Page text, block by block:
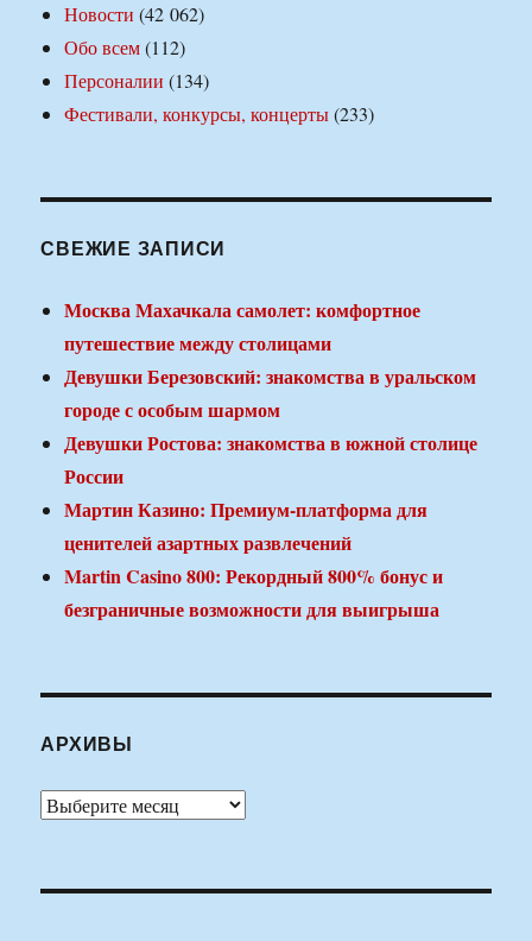
Новости (42 062)
Обо всем(112)
Персоналии (134)
Фестивали, конкурсы, концерты(233)
СВЕЖИЕ ЗАПИСИ
Москва Махачкала самолет: комфортное
путешествие между столицами
Девушки Березовский: знакомства в уральском
городе с особым шармом
Девушки Ростова: знакомства в южной столице
России
Мартин Казино: Премиум-платформа для
ценителей азартных развлечений
Martin Casino 800: Рекордный 800% бонус и
безграничные возможности для выигрыша
АРХИВЫ
Архивы